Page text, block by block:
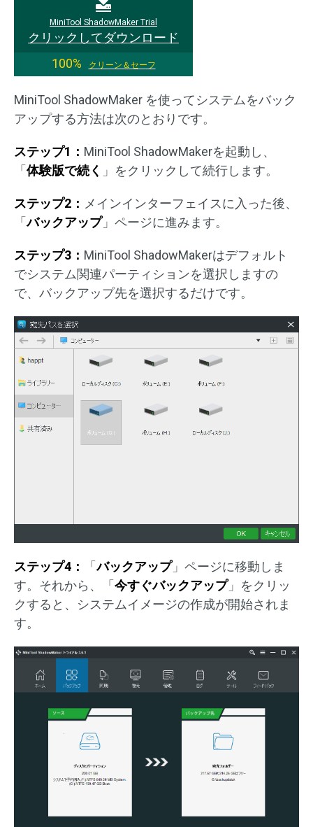
MiniTool ShadowMaker Trial
クリックしてダウンロード
100%
クリーン＆セーフ
MiniTool ShadowMaker を使ってシステムをバック
アップする方法は次のとおりです。
ステップ1： MiniTool ShadowMakerを起動し、
「 体験版で続く 」をクリックして続行します。
ステップ2： メインインターフェイスに入った後、
「バックアップ」ページに進みます。
ステップ3： MiniTool ShadowMakerはデフォルト
でシステム関連パーティションを選択しますの
で、バックアップ先を選択するだけです。
ステップ4： 「バックアップ」ページに移動しま
す。それから、「 今すぐバックアップ」をクリッ
クすると、システムイメージの作成が開始されま
す。